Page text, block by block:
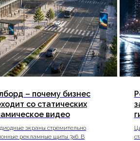
– почему бизнес
со статических
видео
экраны стремительно
рекламные щиты 3х6. В